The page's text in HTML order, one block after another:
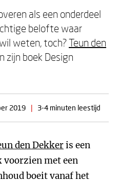
als een onderdeel
belofte waar
weten, toch?Teun den
zijn boek Design
2019 | 3-4 minuten leestijd
den Dekkeris een
voorzien met een
boeit vanaf het